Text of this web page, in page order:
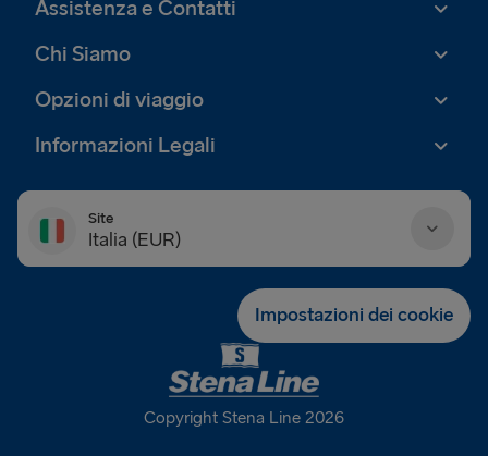
Assistenza e Contatti
Chi Siamo
Opzioni di viaggio
Informazioni Legali
Site
Italia (EUR)
Impostazioni dei cookie
Copyright Stena Line 2026